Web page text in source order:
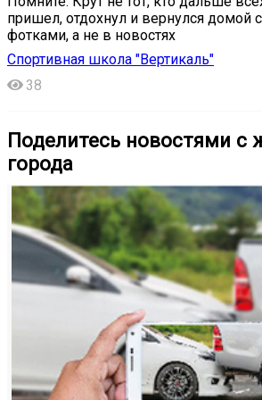
пришел, отдохнул и вернулся домой
фотками, а не в новостях
Спортивная школа "Вертикаль"
38
Поделитесь новостями с
города